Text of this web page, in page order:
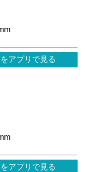
アプリで見る
アプリで見る